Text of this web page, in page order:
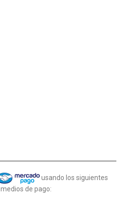
usando los siguientes
medios de pago: